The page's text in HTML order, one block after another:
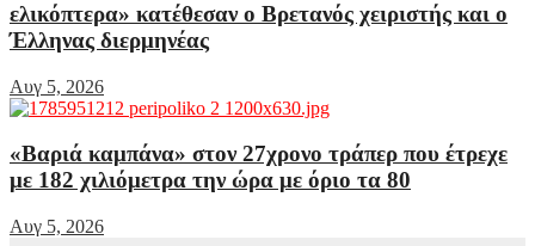
ελικόπτερα» κατέθεσαν ο Βρετανός χειριστής και ο
Έλληνας διερμηνέας
Αυγ 5, 2026
«Βαριά καμπάνα» στον 27χρονο τράπερ που έτρεχε
με 182 χιλιόμετρα την ώρα με όριο τα 80
Αυγ 5, 2026